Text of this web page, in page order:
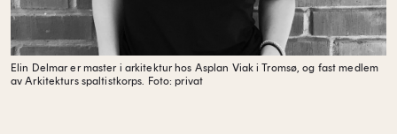
Elin Delmar er master i arkitektur hos Asplan Viak i Tromsø, og fast medlem
av Arkitekturs spaltistkorps. Foto: privat